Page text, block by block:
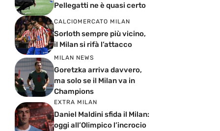
Pellegatti ne è quasi certo
CALCIOMERCATO MILAN
Sorloth sempre più vicino,
il Milan si rifà l’attacco
MILAN NEWS
Goretzka arriva davvero,
ma solo se il Milan va in
Champions
EXTRA MILAN
Daniel Maldini sfida il Milan:
oggi all’Olimpico l’incrocio